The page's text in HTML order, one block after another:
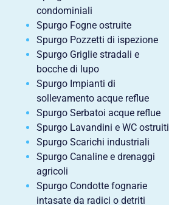
condominiali
Spurgo Fogne ostruite
Spurgo Pozzetti di ispezione
Spurgo Griglie stradali e
bocche di lupo
Spurgo Impianti di
sollevamento acque reflue
Spurgo Serbatoi acque reflue
Spurgo Lavandini e WC ostruiti
Spurgo Scarichi industriali
Spurgo Canaline e drenaggi
agricoli
Spurgo Condotte fognarie
intasate da radici o detriti